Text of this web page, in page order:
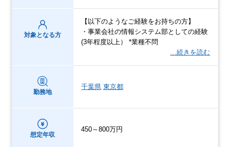
対象となる方
【以下のようなご経験をお持ちの方】
・事業会社の情報システム部としての経験
(3年程度以上） *業種不問
…続きを読む
勤務地
千葉県 東京都
想定年収
450～800万円